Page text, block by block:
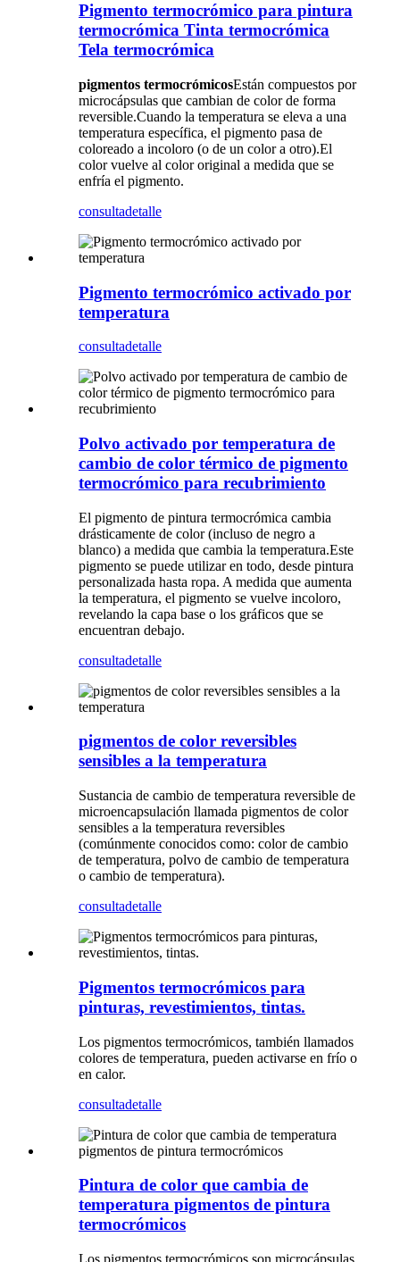
Pigmento termocrómico para pintura
termocrómica Tinta termocrómica
Tela termocrómica
pigmentos termocrómicosEstán compuestos por
microcápsulas que cambian de color de forma
reversible.Cuando la temperatura se eleva a una
temperatura específica, el pigmento pasa de
coloreado a incoloro (o de un color a otro).El
color vuelve al color original a medida que se
enfría el pigmento.
consultadetalle
Pigmento termocrómico activado por
temperatura
consultadetalle
Polvo activado por temperatura de
cambio de color térmico de pigmento
termocrómico para recubrimiento
El pigmento de pintura termocrómica cambia
drásticamente de color (incluso de negro a
blanco) a medida que cambia la temperatura.Este
pigmento se puede utilizar en todo, desde pintura
personalizada hasta ropa. A medida que aumenta
la temperatura, el pigmento se vuelve incoloro,
revelando la capa base o los gráficos que se
encuentran debajo.
consultadetalle
pigmentos de color reversibles
sensibles a la temperatura
Sustancia de cambio de temperatura reversible de
microencapsulación llamada pigmentos de color
sensibles a la temperatura reversibles
(comúnmente conocidos como: color de cambio
de temperatura, polvo de cambio de temperatura
o cambio de temperatura).
consultadetalle
Pigmentos termocrómicos para
pinturas, revestimientos, tintas.
Los pigmentos termocrómicos, también llamados
colores de temperatura, pueden activarse en frío o
en calor.
consultadetalle
Pintura de color que cambia de
temperatura pigmentos de pintura
termocrómicos
Los pigmentos termocrómicos son microcápsulas